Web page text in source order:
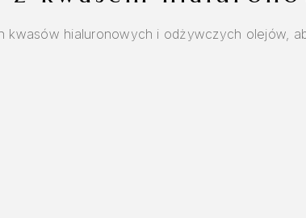
hialuronowych i odżywczych olejów,